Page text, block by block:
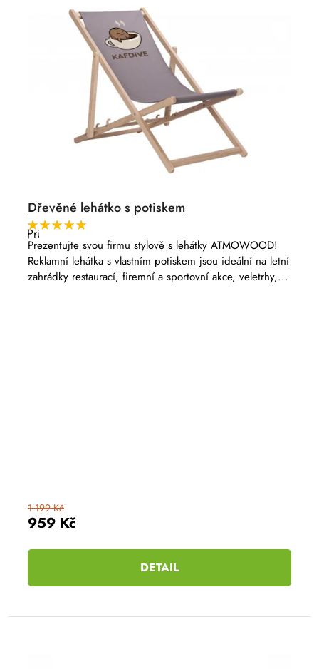
Dřevěné lehátko s potiskem
Průměrné
hodnocení
produktu
je
5,0
z
959 Kč
1 199 Kč
DETAIL
Prezentujte svou firmu stylově s lehátky ATMOWOOD!
Reklamní lehátka s vlastním potiskem jsou ideální na letní
zahrádky restaurací, firemní a sportovní akce, veletrhy,...